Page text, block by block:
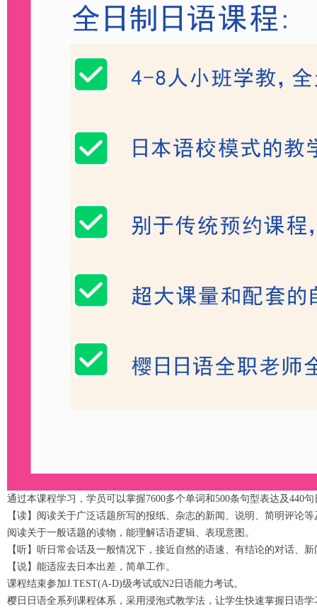
通过本课程学习，学员可以掌握7600多个单词和500条句型表达及440
【读】阅读关于广泛话题所写的报纸、杂志的新闻、说明、简明评论
阅读关于一般话题的读物，能理解话语逻辑、表现意图。
【听】听日常会话及一般情况下，接近自然的语速、有结论的对话、
【说】能适应去日本出差，简单工作。
课程结束参加J.TEST(A-D)级考试或N2日语能力考试。
樱日日语全系列课程体系，采用浸泡式教学法，让学生快速掌握日语